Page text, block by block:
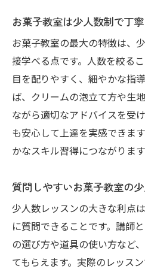
お菓子教室は少人数制で丁
お菓子教室の最大の特徴は、
接学べる点です。人数を絞る
目を配りやすく、細やかな指
ば、クリームの泡立て方や生
ながら適切なアドバイスを受
も安心して上達を実感できま
かなスキル習得につながります
質問しやすいお菓子教室の
少人数レッスンの大きな利点
に質問できることです。講師
の選び方や道具の使い方など
てもらえます。実際のレッス